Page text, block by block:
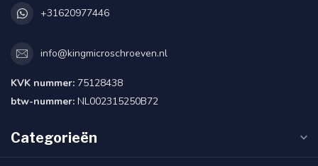
+31620977446
info@kingmicroschroeven.nl
KVK nummer: 75128438
btw-nummer: NL002315250B72
Categorieën